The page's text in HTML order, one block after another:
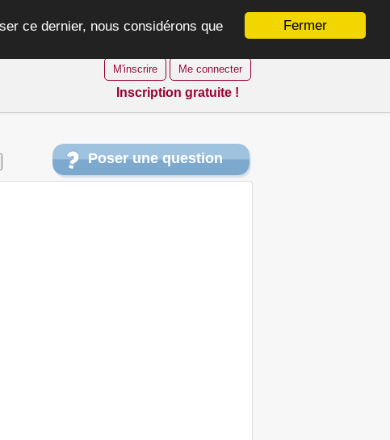
Fermer
ce dernier, nous considérons que
M'inscrire Me connecter
Inscription gratuite !
Poser une question